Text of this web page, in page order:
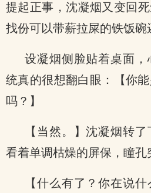
提起正事，沈凝烟又变回
找份可以带薪拉屎的铁饭碗
设凝烟侧脸贴着桌面
统真的很想翻白眼：【你
吗？】
【当然。】沈凝烟转
看着单调枯燥的屏保，瞳孔
【什么有了？你在说